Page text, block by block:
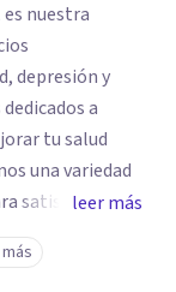
nuestra
depresión y
a
tu salud
satisfacer tus
de
el tratamiento
leer más